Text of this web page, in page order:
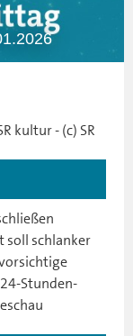
kultur - (c) SR
soll schlanker
Stunden-